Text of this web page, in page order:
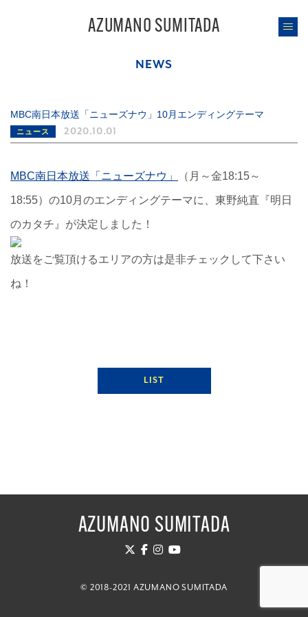
AZUMANO SUMITADA
NEWS
MBC南日本放送「ニューズナウ」10月エンディングテーマ
ニュース 2020.10.01
MBC南日本放送「ニューズナウ」 （月～金18:15～
18:55）の10月のエンディングテーマに、東野純直『明日
のカタチ』が決定しました！
放送をご覧頂けるエリアの方は是非チェックして下さい
ね！
LIST
AZUMANO SUMITADA
© 2018-2021 AZUMANO SUMITADA